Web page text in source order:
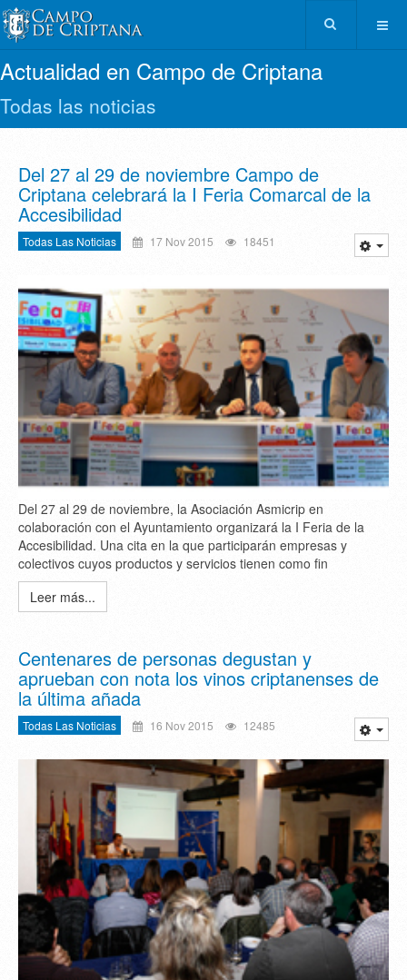
Actualidad en Campo de Criptana
Todas las noticias
Del 27 al 29 de noviembre Campo de
Criptana celebrará la I Feria Comarcal de la
Accesibilidad
Todas Las Noticias 17 Nov 2015 18451
Del 27 al 29 de noviembre, la Asociación Asmicrip en
colaboración con el Ayuntamiento organizará la I Feria de la
Accesibilidad. Una cita en la que participarán empresas y
colectivos cuyos productos y servicios tienen como fin
Leer más...
Centenares de personas degustan y
aprueban con nota los vinos criptanenses de
la última añada
Todas Las Noticias 16 Nov 2015 12485